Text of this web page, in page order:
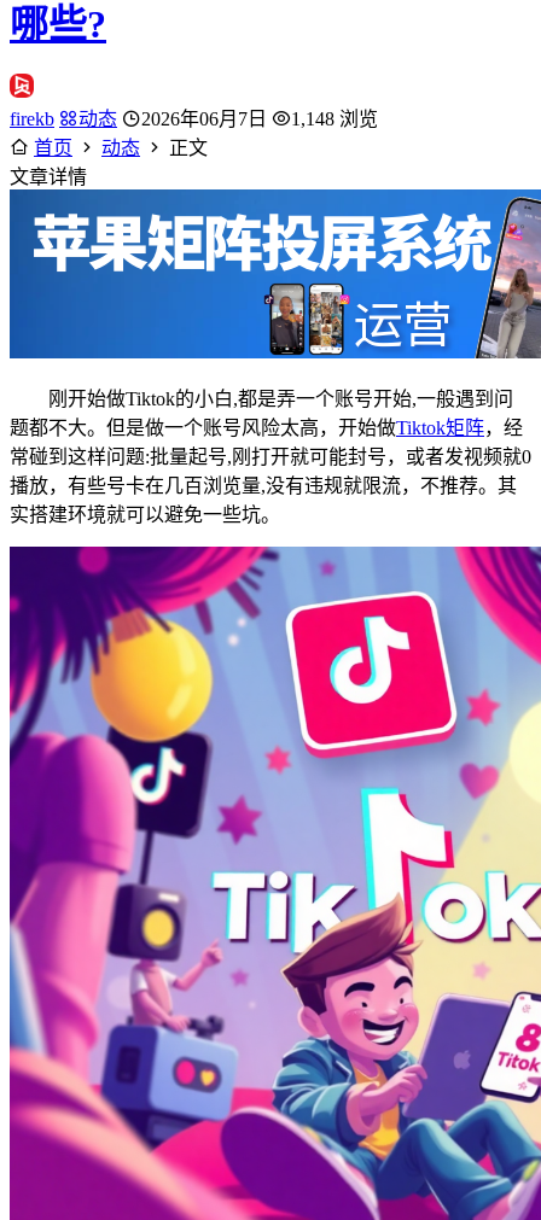
哪些?
firekb 动态 2026年06月7日
1,148 浏览
首页
动态
正文
文章详情
刚开始做Tiktok的小白,都是弄一个账号开始,一般遇到问
题都不大。但是做一个账号风险太高，开始做Tiktok矩阵，经
常碰到这样问题:批量起号,刚打开就可能封号，或者发视频就0
播放，有些号卡在几百浏览量,没有违规就限流，不推荐。其
实搭建环境就可以避免一些坑。